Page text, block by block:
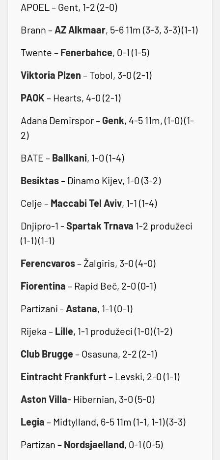
APOEL – Gent, 1-2 (2-0)
Brann – AZ Alkmaar, 5-6 11m (3-3, 3-3) (1-1)
Twente – Fenerbahce, 0-1 (1-5)
Viktoria Plzen – Tobol, 3-0 (2-1)
PAOK – Hearts, 4-0 (2-1)
Adana Demirspor – Genk, 4-5 11m, (1-0) (1-
2)
BATE – Ballkani, 1-0 (1-4)
Besiktas– Dinamo Kijev, 1-0 (3-2)
Celje – Maccabi Tel Aviv, 1-1 (1-4)
Dnjipro-1 - Spartak Trnava 1-2 produžeci
(1-1) (1-1)
Ferencvaros– Žalgiris, 3-0 (4-0)
Fiorentina – Rapid Beč, 2-0 (0-1)
Partizani - Astana, 1-1 (0-1)
Rijeka – Lille, 1-1 produžeci (1-0) (1-2)
Club Brugge– Osasuna, 2-2 (2-1)
Eintracht Frankfurt – Levski, 2-0 (1-1)
Aston Villa- Hibernian, 3-0 (5-0)
Legia – Midtylland, 6-5 11m (1-1, 1-1) (3-3)
Partizan – Nordsjaelland, 0-1 (0-5)